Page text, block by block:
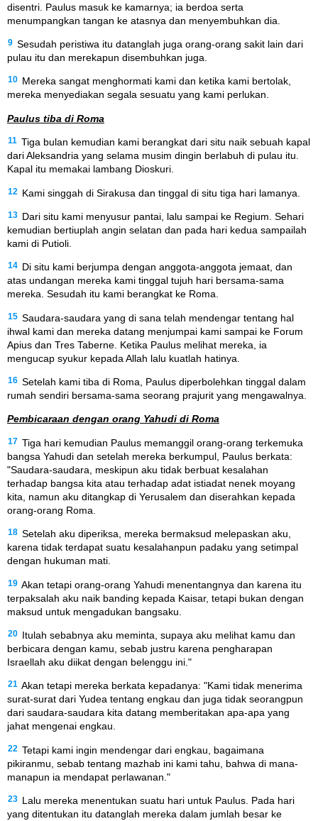
disentri. Paulus masuk ke kamarnya; ia berdoa serta
menumpangkan tangan ke atasnya dan menyembuhkan dia.
9 Sesudah peristiwa itu datanglah juga orang-orang sakit lain dari
pulau itu dan merekapun disembuhkan juga.
10 Mereka sangat menghormati kami dan ketika kami bertolak,
mereka menyediakan segala sesuatu yang kami perlukan.
Paulus tiba di Roma
11 Tiga bulan kemudian kami berangkat dari situ naik sebuah kapal
dari Aleksandria yang selama musim dingin berlabuh di pulau itu.
Kapal itu memakai lambang Dioskuri.
12 Kami singgah di Sirakusa dan tinggal di situ tiga hari lamanya.
13 Dari situ kami menyusur pantai, lalu sampai ke Regium. Sehari
kemudian bertiuplah angin selatan dan pada hari kedua sampailah
kami di Putioli.
14 Di situ kami berjumpa dengan anggota-anggota jemaat, dan
atas undangan mereka kami tinggal tujuh hari bersama-sama
mereka. Sesudah itu kami berangkat ke Roma.
15 Saudara-saudara yang di sana telah mendengar tentang hal
ihwal kami dan mereka datang menjumpai kami sampai ke Forum
Apius dan Tres Taberne. Ketika Paulus melihat mereka, ia
mengucap syukur kepada Allah lalu kuatlah hatinya.
16 Setelah kami tiba di Roma, Paulus diperbolehkan tinggal dalam
rumah sendiri bersama-sama seorang prajurit yang mengawalnya.
Pembicaraan dengan orang Yahudi di Roma
17 Tiga hari kemudian Paulus memanggil orang-orang terkemuka
bangsa Yahudi dan setelah mereka berkumpul, Paulus berkata:
"Saudara-saudara, meskipun aku tidak berbuat kesalahan
terhadap bangsa kita atau terhadap adat istiadat nenek moyang
kita, namun aku ditangkap di Yerusalem dan diserahkan kepada
orang-orang Roma.
18 Setelah aku diperiksa, mereka bermaksud melepaskan aku,
karena tidak terdapat suatu kesalahanpun padaku yang setimpal
dengan hukuman mati.
19 Akan tetapi orang-orang Yahudi menentangnya dan karena itu
terpaksalah aku naik banding kepada Kaisar, tetapi bukan dengan
maksud untuk mengadukan bangsaku.
20 Itulah sebabnya aku meminta, supaya aku melihat kamu dan
berbicara dengan kamu, sebab justru karena pengharapan
Israellah aku diikat dengan belenggu ini."
21 Akan tetapi mereka berkata kepadanya: "Kami tidak menerima
surat-surat dari Yudea tentang engkau dan juga tidak seorangpun
dari saudara-saudara kita datang memberitakan apa-apa yang
jahat mengenai engkau.
22 Tetapi kami ingin mendengar dari engkau, bagaimana
pikiranmu, sebab tentang mazhab ini kami tahu, bahwa di mana-
manapun ia mendapat perlawanan."
23 Lalu mereka menentukan suatu hari untuk Paulus. Pada hari
yang ditentukan itu datanglah mereka dalam jumlah besar ke